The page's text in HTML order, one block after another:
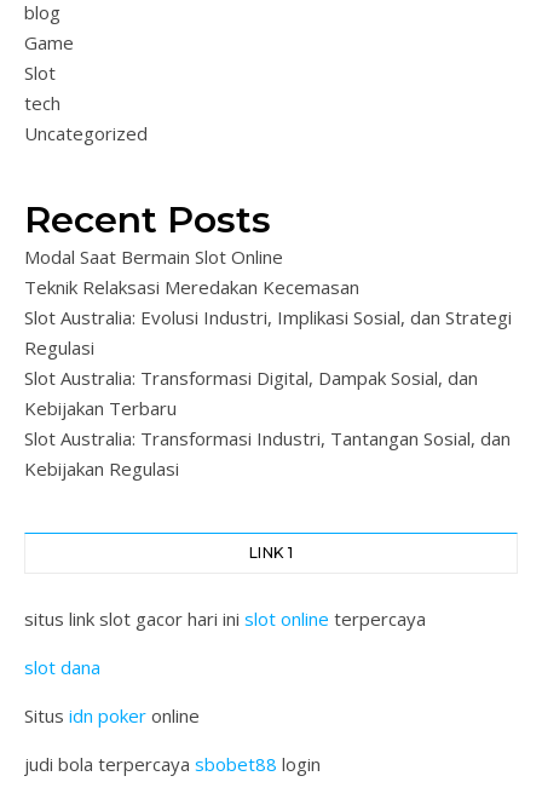
blog
Game
Slot
tech
Uncategorized
Recent Posts
Modal Saat Bermain Slot Online
Teknik Relaksasi Meredakan Kecemasan
Slot Australia: Evolusi Industri, Implikasi Sosial, dan Strategi
Regulasi
Slot Australia: Transformasi Digital, Dampak Sosial, dan
Kebijakan Terbaru
Slot Australia: Transformasi Industri, Tantangan Sosial, dan
Kebijakan Regulasi
LINK 1
situs link slot gacor hari ini slot online terpercaya
slot dana
Situs idn poker online
judi bola terpercaya sbobet88 login